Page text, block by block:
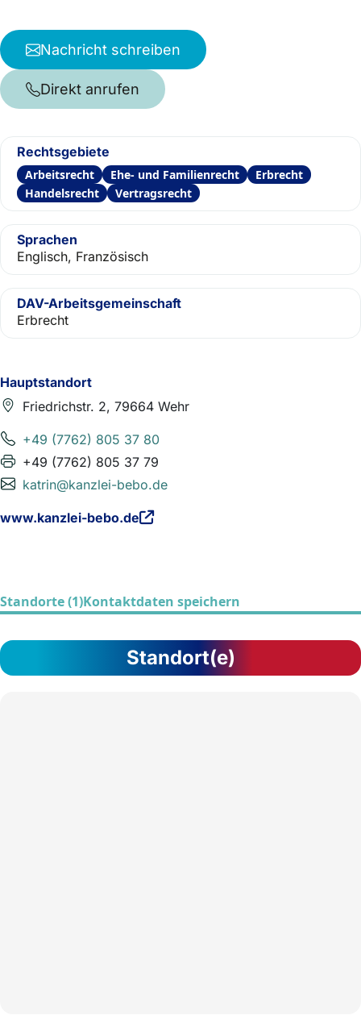
Hauptstandort
Friedrichstr. 2, 79664 Wehr
+49 (7762) 805 37 80
+49 (7762) 805 37 79
katrin@kanzlei-bebo.de
www.kanzlei-bebo.de
Nachricht schreiben
Direkt anrufen
Rechtsgebiete
Arbeitsrecht Ehe- und Familienrecht
Erbrecht
Handelsrecht
Vertragsrecht
Sprachen
Englisch, Französisch
DAV-Arbeitsgemeinschaft
Erbrecht
Standorte (1)Kontaktdaten speichern
Standort(e)